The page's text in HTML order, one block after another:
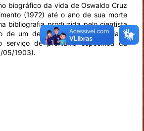
biográfico da vida de Oswaldo Cruz
(1972) até o ano de sua morte
bibliografia produzida pelo cientista
de um de seus trabalhos intitulado
serviço de profilaxia específica da
05/1903).